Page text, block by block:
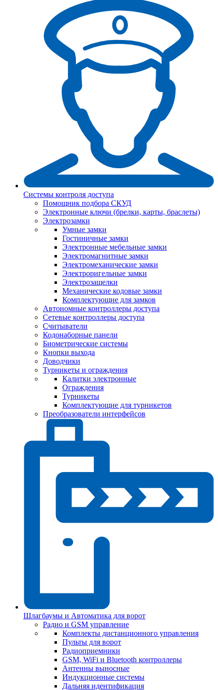
Системы контроля доступа
Помощник подбора СКУД
Электронные ключи (брелки, карты, браслеты)
Электрозамки
Умные замки
Гостиничные замки
Электронные мебельные замки
Электромагнитные замки
Электромеханические замки
Электроригельные замки
Электрозащелки
Механические кодовые замки
Комплектующие для замков
Автономные контроллеры доступа
Сетевые контроллеры доступа
Считыватели
Кодонаборные панели
Биометрические системы
Кнопки выхода
Доводчики
Турникеты и ограждения
Калитки электронные
Ограждения
Турникеты
Комплектующие для турникетов
Преобразователи интерфейсов
Шлагбаумы и Автоматика для ворот
Радио и GSM управление
Комплекты дистанционного управления
Пульты для ворот
Радиоприемники
GSM, WiFi и Bluetooth контроллеры
Антенны выносные
Индукционные системы
Дальняя идентификация